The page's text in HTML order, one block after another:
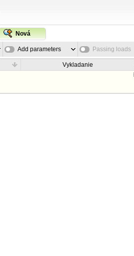
Nová
Add parameters Passing loads
Vykladanie